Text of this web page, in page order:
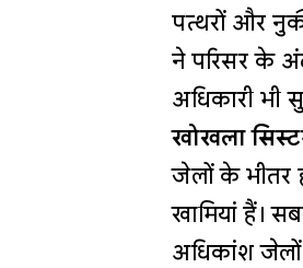
पत्थरों और
ने परिसर के
अधिकारी भी
खोखला
जेलों के भीतर
खामियां हैं।
अधिकांश जेलों